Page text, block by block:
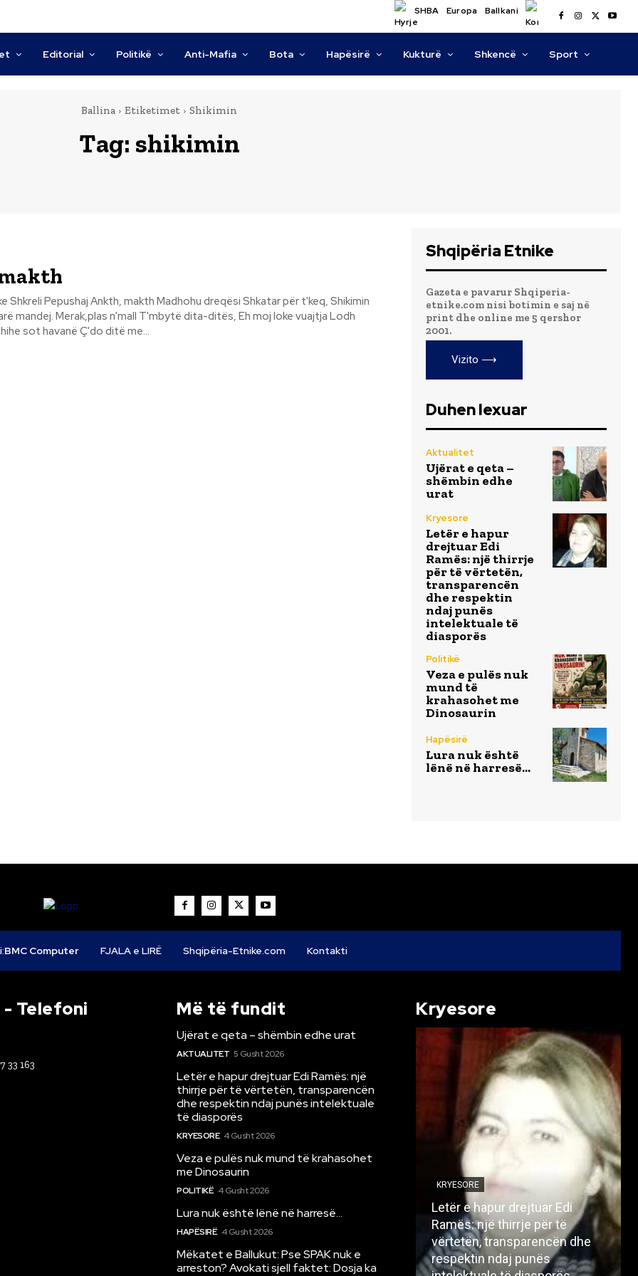
SHBA Europa Ballkani
Editorial Politikë Anti-Mafia Bota Hapësirë Kukturë Shkencë Sport
Ballina Etiketimet Shikimin
Tag: shikimin
Madhohu dreqësi Shkatar për t'keq, Shikimin
ditës, Eh moj loke vuajtja Lodh
e sytë. Shihe sot havanë Ç'do ditë me...
Shqipëria Etnike
Gazeta e pavarur Shqiperia-
etnike.com nisi botimin e saj në
print dhe online me 5 qershor
2001.
Vizito ⟶
Duhen lexuar
Aktualitet
Ujërat e qeta –
shëmbin edhe
urat
Kryesore
Letër e hapur
drejtuar Edi
Ramës: një thirrje
për të vërtetën,
transparencën
dhe respektin
ndaj punës
intelektuale të
diasporës
Politikë
Veza e pulës nuk
mund të
krahasohet me
Dinosaurin
Hapësirë
Lura nuk është
lënë në harresë…
BMC Computer FJALA e LIRË Shqipëria-Etnike.com Kontakti
Telefoni
33 163
Më të fundit
Ujërat e qeta – shëmbin edhe urat
AKTUALITET 5 Gusht 2026
Letër e hapur drejtuar Edi Ramës: një
thirrje për të vërtetën, transparencën
dhe respektin ndaj punës intelektuale
të diasporës
KRYESORE 4 Gusht 2026
Veza e pulës nuk mund të krahasohet
me Dinosaurin
POLITIKË 4 Gusht 2026
Lura nuk është lënë në harresë…
HAPËSIRË 4 Gusht 2026
Mëkatet e Ballukut: Pse SPAK nuk e
arreston? Avokati sjell faktet: Dosja ka
Kryesore
KRYESORE
Letër e hapur drejtuar Edi
Ramës: një thirrje për të
vërtetën, transparencën dhe
respektin ndaj punës